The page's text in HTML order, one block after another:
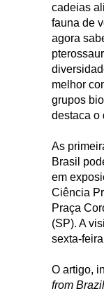
cadeias
fauna de
agora
melhor
grupos
destaca o
As
Brasil
em
Ciência
Praça
(SP). A
sexta-
O artigo,
from Brazil